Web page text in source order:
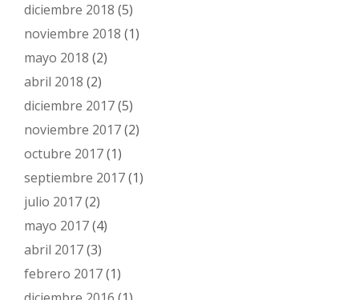
diciembre 2018 (5)
noviembre 2018 (1)
mayo 2018 (2)
abril 2018 (2)
diciembre 2017(5)
noviembre 2017(2)
octubre 2017(1)
septiembre 2017(1)
julio 2017(2)
mayo 2017(4)
abril 2017(3)
febrero 2017(1)